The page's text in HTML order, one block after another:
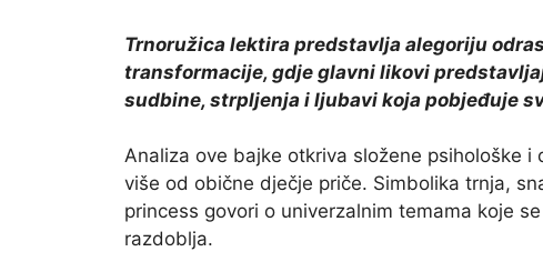
Trnoružica lektira predstavlja alegoriju
transformacije, gdje glavni likovi
sudbine, strpljenja i ljubavi koja pobjeđuje
Analiza ove bajke otkriva složene psihološke
više od obične dječje priče. Simbolika trnja,
princess govori o univerzalnim temama koje
razdoblja.